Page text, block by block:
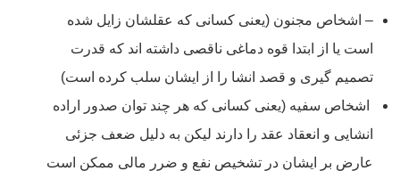
– اشخاص مجنون (یعنی کسانی که عقلشان زایل شده
است یا از ابتدا قوه دماغی ناقصی داشته اند که قدرت
تصمیم گیری و قصد انشا را از ایشان سلب کرده است)
اشخاص سفیه (یعنی کسانی که هر چند توان صدور اراده
انشایی و انعقاد عقد را دارند لیکن به دلیل ضعف جزئی
عارض بر ایشان در تشخیص نفع و ضرر مالی ممکن است